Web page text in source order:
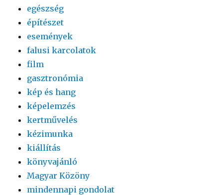
egészség
építészet
események
falusi karcolatok
film
gasztronómia
kép és hang
képelemzés
kertművelés
kézimunka
kiállítás
könyvajánló
Magyar Közöny
mindennapi gondolat